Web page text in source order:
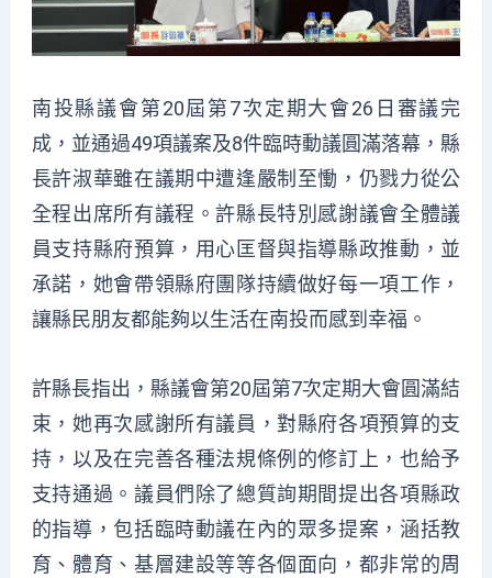
南投縣議會第20屆第7次定期大會26日審議完
成，並通過49項議案及8件臨時動議圓滿落幕，縣
長許淑華雖在議期中遭逢嚴制至慟，仍戮力從公
全程出席所有議程。許縣長特別感謝議會全體議
員支持縣府預算，用心匡督與指導縣政推動，並
承諾，她會帶領縣府團隊持續做好每一項工作，
讓縣民朋友都能夠以生活在南投而感到幸福。
許縣長指出，縣議會第20屆第7次定期大會圓滿結
束，她再次感謝所有議員，對縣府各項預算的支
持，以及在完善各種法規條例的修訂上，也給予
支持通過。議員們除了總質詢期間提出各項縣政
的指導，包括臨時動議在內的眾多提案，涵括教
育、體育、基層建設等等各個面向，都非常的周